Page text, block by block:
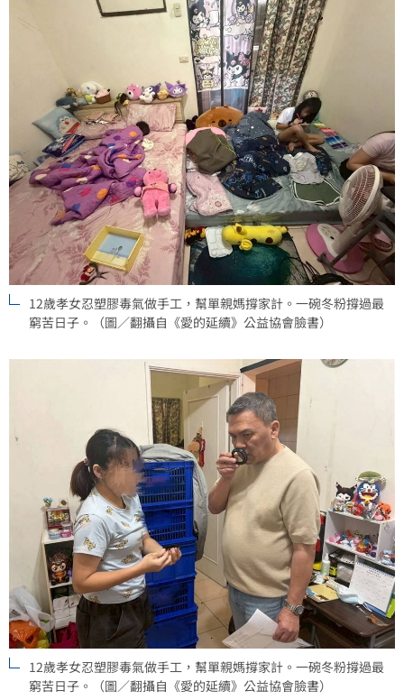
12歲孝女忍塑膠毒氣做手工，幫單親媽撐家計。一碗冬粉撐過最
窮苦日子。（圖／翻攝自《愛的延續》公益協會臉書）
12歲孝女忍塑膠毒氣做手工，幫單親媽撐家計。一碗冬粉撐過最
窮苦日子。（圖／翻攝自《愛的延續》公益協會臉書）